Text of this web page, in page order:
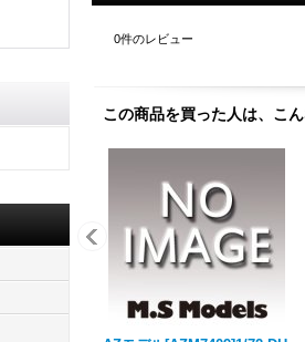
0件のレビュー
この商品を買った人は、こ